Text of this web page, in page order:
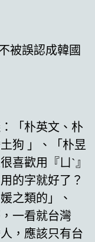
「朴英文、朴
狗 」、「朴昱
喜歡用『ㄩˋ』
的字就好了？
之類的」、
一看就台灣
，應該只有台